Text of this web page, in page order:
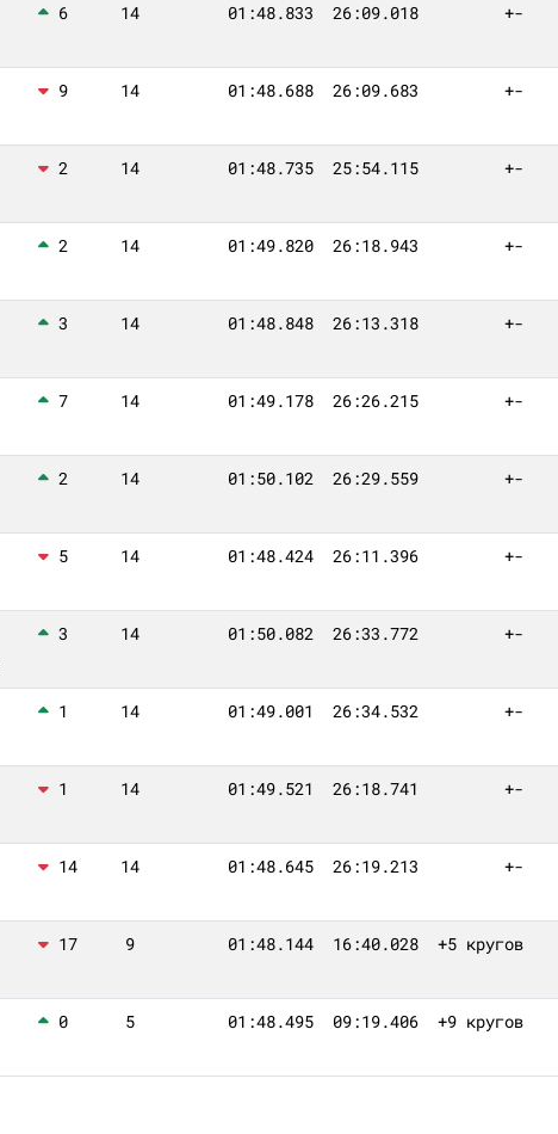
6 14 01:48.833 26:09.018 +-
9 14 01:48.688 26:09.683 +-
2 14 01:48.735 25:54.115 +-
2 14 01:49.820 26:18.943 +-
3 14 01:48.848 26:13.318 +-
7 14 01:49.178 26:26.215 +-
2 14 01:50.102 26:29.559 +-
5 14 01:48.424 26:11.396 +-
3 14 01:50.082 26:33.772 +-
1 14 01:49.001 26:34.532 +-
1 14 01:49.521 26:18.741 +-
14 14 01:48.645 26:19.213 +-
17 9 01:48.144 16:40.028 +5 кругов
0 5 01:48.495 09:19.406 +9 кругов